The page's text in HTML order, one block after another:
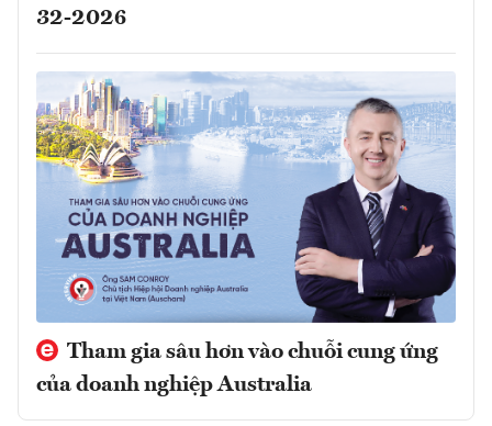
32-2026
Tham gia sâu hơn vào chuỗi cung ứng
của doanh nghiệp Australia